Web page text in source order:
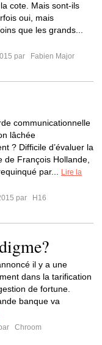
cote. Mais sont-ils
oui, mais
que les grands...
par
Fabien Major
communicationnelle
lâchée
? Difficile d’évaluer la
de François Hollande,
par...
Lire la
par
H16
il y a une
dans la tarification
de fortune.
banque va
Chroom